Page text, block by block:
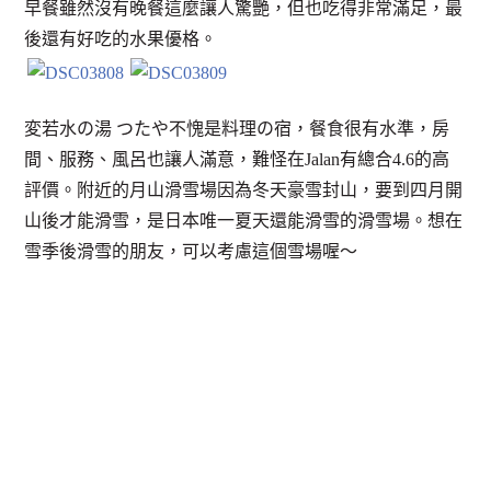
早餐雖然沒有晚餐這麼讓人驚艷，但也吃得非常滿足，最
後還有好吃的水果優格。
変若水の湯 つたや不愧是料理の宿，餐食很有水準，房
間、服務、風呂也讓人滿意，難怪在Jalan有總合4.6的高
評價。附近的月山滑雪場因為冬天豪雪封山，要到四月開
山後才能滑雪，是日本唯一夏天還能滑雪的滑雪場。想在
雪季後滑雪的朋友，可以考慮這個雪場喔～